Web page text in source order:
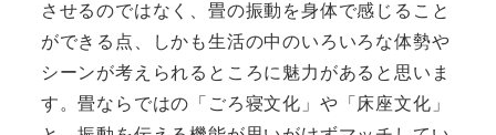
させるのではなく、畳の振動を身体で感じること
ができる点、しかも生活の中のいろいろな体勢や
シーンが考えられるところに魅力があると思いま
す。畳ならではの「ごろ寝文化」や「床座文化」